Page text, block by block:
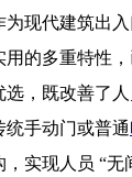
为现代建筑出
的多重特性，
，既改善了
手动门或普通
实现人员 “无